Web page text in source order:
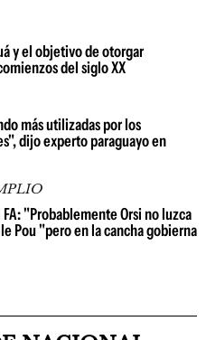
y el objetivo de otorgar
del siglo XX
más utilizadas por los
dijo experto paraguayo en
"Probablemente Orsi no luzca
Pou "pero en la cancha gobierna